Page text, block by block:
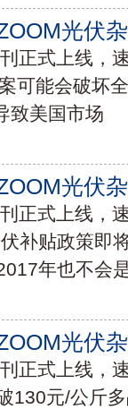
光伏
正式上线，
可能会破坏
致美国市场
光伏
正式上线，
补贴政策即
年也不会
光伏
正式上线，
130元/公斤